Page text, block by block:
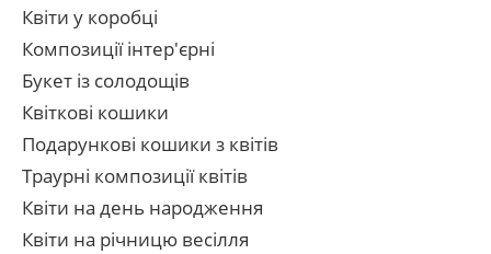
Квіти у коробці
Композиції інтер'єрні
Букет із солодощів
Квіткові кошики
Подарункові кошики з квітів
Траурні композиції квітів
Квіти на день народження
Квіти на річницю весілля